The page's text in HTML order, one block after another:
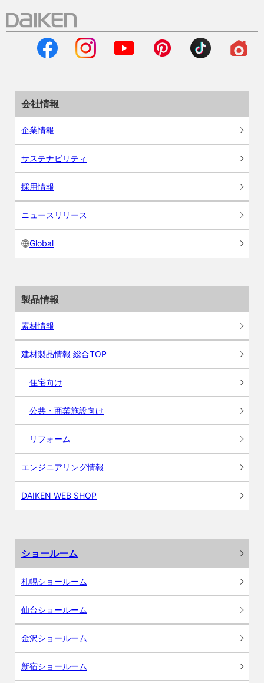
会社情報
企業情報
サステナビリティ
採用情報
ニュースリリース
Global
製品情報
素材情報
建材製品情報 総合TOP
住宅向け
公共・商業施設向け
リフォーム
エンジニアリング情報
DAIKEN WEB SHOP
ショールーム
札幌ショールーム
仙台ショールーム
金沢ショールーム
新宿ショールーム